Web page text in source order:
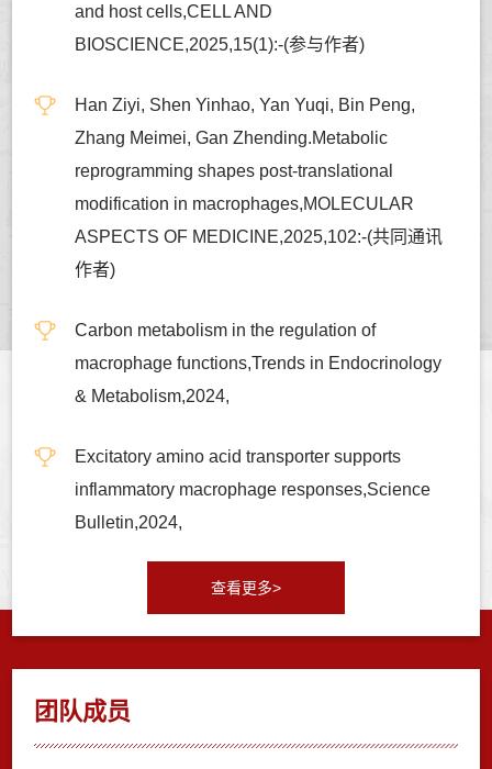
and host cells,CELL AND
BIOSCIENCE,2025,15(1):-(参与作者)
Han Ziyi, Shen Yinhao, Yan Yuqi, Bin Peng,
Zhang Meimei, Gan Zhending.Metabolic
reprogramming shapes post-translational
modification in macrophages,MOLECULAR
ASPECTS OF MEDICINE,2025,102:-(共同通讯
作者)
Carbon metabolism in the regulation of
macrophage functions,Trends in Endocrinology
& Metabolism,2024,
Excitatory amino acid transporter supports
inflammatory macrophage responses,Science
Bulletin,2024,
查看更多>
团队成员